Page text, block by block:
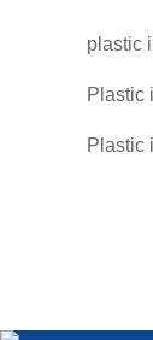
plastic
Plastic
Plastic